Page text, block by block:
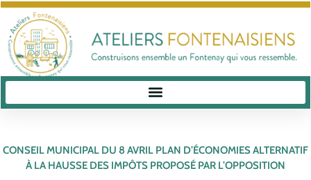
CONSEIL MUNICIPAL DU 8 AVRIL PLAN D’ÉCONOMIES ALTERNATIF
À LA HAUSSE DES IMPÔTS PROPOSÉ PAR L’OPPOSITION